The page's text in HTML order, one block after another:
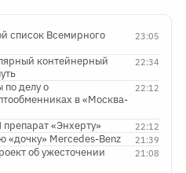
23:05
список Всемирного
22:34
контейнерный
22:12
по делу о
в «Москва-
22:12
«Энхерту»
21:39
«дочку» Mercedes-Benz
21:08
об ужесточении